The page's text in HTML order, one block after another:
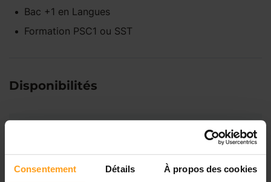
Consentement Détails À propos des cookies
Bac +1 en Langues
Formation PSC1 ou SST
Disponibilités
Indisponible
Mardi Disponible de 00:00 à 00:00